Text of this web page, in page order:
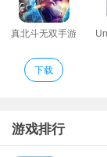
确保球能成功击中
不断从失败的关卡
战任务;
滑动手指以控制弹
法无聊时间还能感
魔性弹力球点评
真北斗无双手游
下载
游戏排行